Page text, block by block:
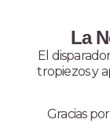
La
El
tropiezos y
Gracias